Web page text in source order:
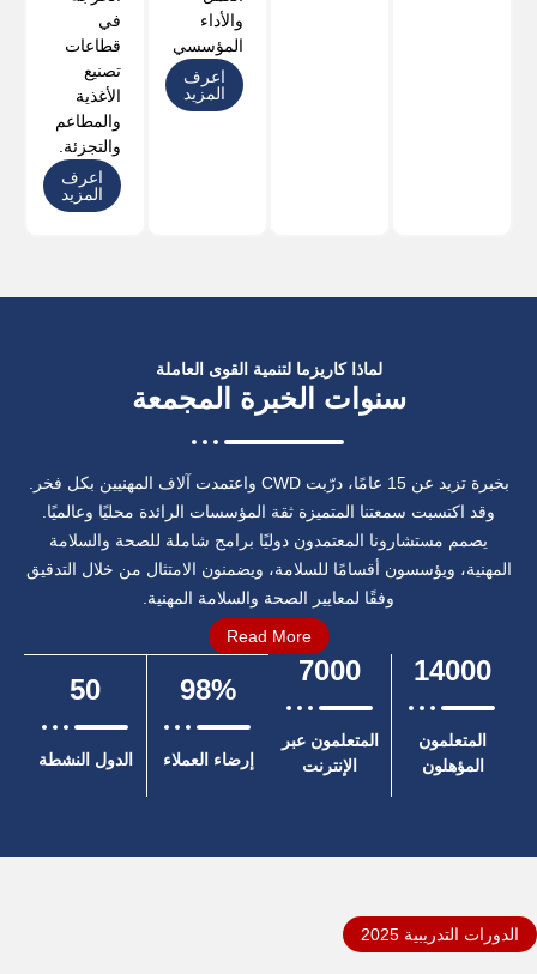
والأداء
المؤسسي.
اعرف
المزيد
في
قطاعات
تصنيع
الأغذية
والمطاعم
والتجزئة.
اعرف
المزيد
لماذا كاريزما لتنمية القوى العاملة
سنوات الخبرة المجمعة
بخبرة تزيد عن 15 عامًا، درّبت CWD واعتمدت آلاف المهنيين بكل فخر.
وقد اكتسبت سمعتنا المتميزة ثقة المؤسسات الرائدة محليًا وعالميًا.
يصمم مستشارونا المعتمدون دوليًا برامج شاملة للصحة والسلامة
المهنية، ويؤسسون أقسامًا للسلامة، ويضمنون الامتثال من خلال التدقيق
وفقًا لمعايير الصحة والسلامة المهنية.
Read More
14000
المتعلمون
المؤهلون
7000
المتعلمون عبر
الإنترنت
98%
إرضاء العملاء
50
الدول النشطة
الدورات التدريبية 2025